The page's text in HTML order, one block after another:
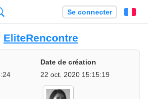
Se connecter
EliteRencontre
Date de création
22 oct. 2020 15:15:19